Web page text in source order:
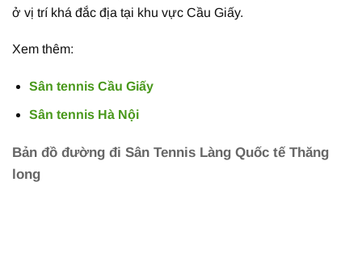
ở vị trí khá đắc địa tại khu vực Cầu Giấy.
Xem thêm:
Sân tennis Cầu Giấy
Sân tennis Hà Nội
Bản đồ đường đi Sân Tennis Làng Quốc tế Thăng
long